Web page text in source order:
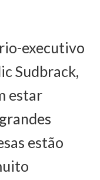
executivo
Sudbrack,
estar
estão